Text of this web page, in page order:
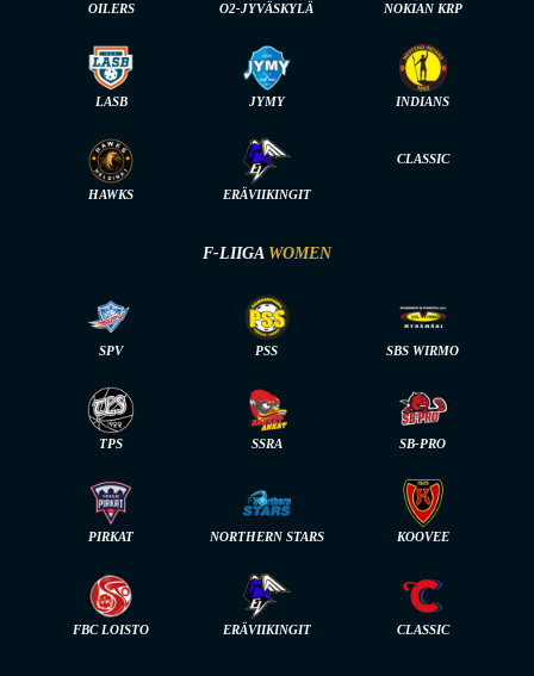
OILERS O2-JYVÄSKYLÄ NOKIAN KRP
LASB JYMY INDIANS
HAWKS ERÄVIIKINGIT
CLASSIC
F-LIIGA WOMEN
SPV PSS SBS WIRMO
TPS SSRA SB-PRO
PIRKAT NORTHERN STARS KOOVEE
FBC LOISTO ERÄVIIKINGIT CLASSIC